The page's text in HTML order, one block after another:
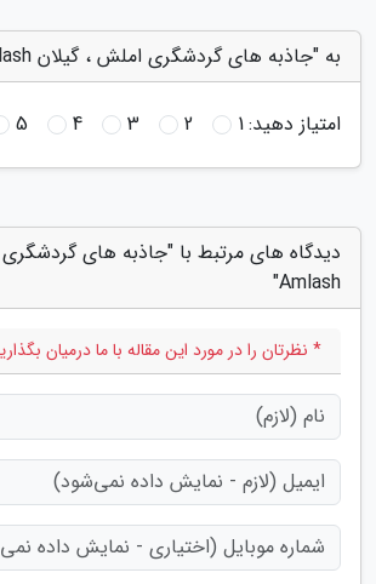
به "جاذبه های گردشگری املش ، گیلان Amlash" امتیاز دهید
امتیاز دهید:1
2
3
4
5
دیدگاه های مرتبط با "جاذبه های
Amlash"
* نظرتان را در مورد این مقاله با ما درمیان